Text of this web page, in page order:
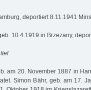
deportiert 8.11.1941
10.4.1919 in Brzezany,
am 20. November 1887 in
Simon Bähr, geb. am 17.